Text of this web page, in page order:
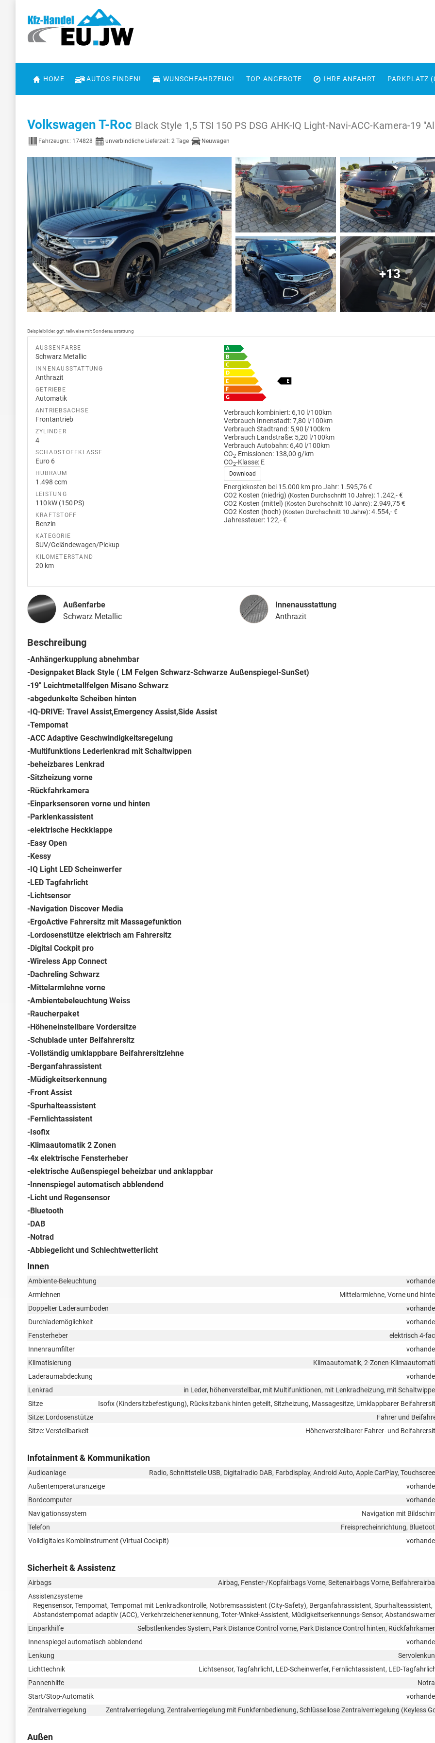
HOME AUTOS FINDEN! WUNSCHFAHRZEUG! TOP-ANGEBOTE IHRE ANFAHRT PARKPLATZ (
Volkswagen T-Roc Black Style 1,5 TSI 150 PS DSG AHK-IQ Light-Navi-ACC-Kamera-19
Fahrzeugnr.: 174828 unverbindliche Lieferzeit: 2 Tage Neuwagen
+13
Beispielbilder, ggf. teilweise mit Sonderausstattung
AUSSENFARBE
Schwarz Metallic
INNENAUSSTATTUNG
Anthrazit
GETRIEBE
Automatik
ANTRIEBSACHSE
Frontantrieb
ZYLINDER
4
SCHADSTOFFKLASSE
Euro 6
HUBRAUM
1.498 ccm
LEISTUNG
110 kW (150 PS)
KRAFTSTOFF
Benzin
KATEGORIE
SUV/Geländewagen/Pickup
KILOMETERSTAND
20 km
Verbrauch kombiniert: 6,10 l/100km
Verbrauch Innenstadt:7,80 l/100km
Verbrauch Stadtrand: 5,90 l/100km
Verbrauch Landstraße: 5,20 l/100km
Verbrauch Autobahn: 6,40 l/100km
CO2-Emissionen: 138,00 g/km
CO2-Klasse: E
Download
Energiekosten bei 15.000 km pro Jahr: 1.595,76 €
CO2 Kosten (niedrig) (Kosten Durchschnitt 10 Jahre): 1.242,- €
CO2 Kosten (mittel) (Kosten Durchschnitt 10 Jahre):2.949,75 €
CO2 Kosten (hoch) (Kosten Durchschnitt 10 Jahre):4.554,- €
Jahressteuer: 122,- €
Außenfarbe
Schwarz Metallic
Innenausstattung
Innenausstattung
Anthrazit
Beschreibung
-Anhängerkupplung abnehmbar
-Designpaket Black Style ( LM Felgen Schwarz-Schwarze Außenspiegel-SunSet)
-19" Leichtmetallfelgen Misano Schwarz
-abgedunkelte Scheiben hinten
-IQ-DRIVE: Travel Assist,Emergency Assist,Side Assist
-Tempomat
-ACC Adaptive Geschwindigkeitsregelung
-Multifunktions Lederlenkrad mit Schaltwippen
-beheizbares Lenkrad
-Sitzheizung vorne
-Rückfahrkamera
-Einparksensoren vorne und hinten
-Parklenkassistent
-elektrische Heckklappe
-Easy Open
-Kessy
-IQ Light LED Scheinwerfer
-LED Tagfahrlicht
-Lichtsensor
-Navigation Discover Media
-ErgoActive Fahrersitz mit Massagefunktion
-Lordosenstütze elektrisch am Fahrersitz
-Digital Cockpit pro
-Wireless App Connect
-Dachreling Schwarz
-Mittelarmlehne vorne
-Ambientebeleuchtung Weiss
-Raucherpaket
-Höheneinstellbare Vordersitze
-Schublade unter Beifahrersitz
-Vollständig umklappbare Beifahrersitzlehne
-Berganfahrassistent
-Müdigkeitserkennung
-Front Assist
-Spurhalteassistent
-Fernlichtassistent
-Isofix
-Klimaautomatik 2 Zonen
-4x elektrische Fensterheber
-elektrische Außenspiegel beheizbar und anklappbar
-Innenspiegel automatisch abblendend
-Licht und Regensensor
-Bluetooth
-DAB
-Notrad
-Abbiegelicht und Schlechtwetterlicht
Innen
Ambiente-Beleuchtung
Armlehnen
Mittelarmlehne, Vorne und
Doppelter Laderaumboden
Durchlademöglichkeit
Fensterheber
elektrisch 4-
Innenraumfilter
Klimatisierung
Klimaautomatik, 2-Zonen-
Laderaumabdeckung
Lenkrad
in Leder, höhenverstellbar, mit Multifunktionen, mit Lenkradheizung, mit
Sitze
Isofix (Kindersitzbefestigung), Rücksitzbank hinten geteilt, Sitzheizung, Massagesitze, Umklappbarer
Sitze: Lordosenstütze
Fahrer und
Sitze: Verstellbarkeit
Höhenverstellbarer Fahrer- und
Infotainment & Kommunikation
Audioanlage
Radio, Schnittstelle USB, Digitalradio DAB, Farbdisplay, Android Auto, Apple CarPlay,
Außentemperaturanzeige
Bordcomputer
Navigationssystem
Navigation mit
Telefon
Freisprecheinrichtung,
Volldigitales Kombiinstrument (Virtual Cockpit)
Sicherheit & Assistenz
Airbags
Airbag, Fenster-/Kopfairbags Vorne, Seitenairbags Vorne,
Assistenzsysteme
Regensensor, Tempomat, Tempomat mit Lenkradkontrolle, Notbremsassistent (City-Safety), Berganfahrassistent, Spurhalteassistent,
Abstandstempomat adaptiv (ACC), Verkehrzeichenerkennung, Toter-Winkel-Assistent, Müdigkeitserkennungs-Sensor, Abstandswarner
Einparkhilfe
Selbstlenkendes System, Park Distance Control vorne, Park Distance Control hinten,
Innenspiegel automatisch abblendend
Lenkung
Lichttechnik
Lichtsensor, Tagfahrlicht, LED-Scheinwerfer, Fernlichtassistent, LED-
Pannenhilfe
Start/Stop-Automatik
Zentralverriegelung
Zentralverriegelung, Zentralverriegelung mit Funkfernbedienung, Schlüssellose Zentralverriegelung (Keyless
Außen